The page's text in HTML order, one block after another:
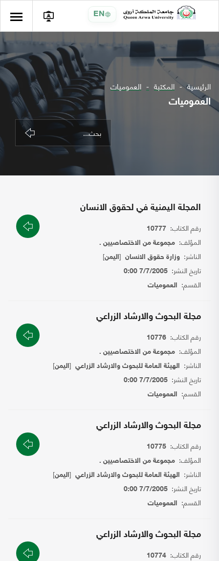
EN
الرئيسية المكتبة العموميات
العموميات
المجلة اليمنية في لحقوق الانسان
رقم الكتاب: 10777
المؤلف: مجموعة من الاختصاصيين .
الناشر: وزارة حقوق الانسان [اليمن]
تاريخ النشر: 7/7/2005 0:00
القسم: العموميات
مجلة البحوث والارشاد الزراعي
رقم الكتاب: 10776
المؤلف: مجموعة من الاختصاصيين .
الناشر: الهيئة العامة للبحوث والارشاد الزراعي [اليمن]
تاريخ النشر: 7/7/2005 0:00
القسم: العموميات
مجلة البحوث والارشاد الزراعي
رقم الكتاب: 10775
المؤلف: مجموعة من الاختصاصيين .
الناشر: الهيئة العامة للبحوث والارشاد الزراعي [اليمن]
تاريخ النشر: 7/7/2005 0:00
القسم: العموميات
مجلة البحوث والارشاد الزراعي
رقم الكتاب: 10774